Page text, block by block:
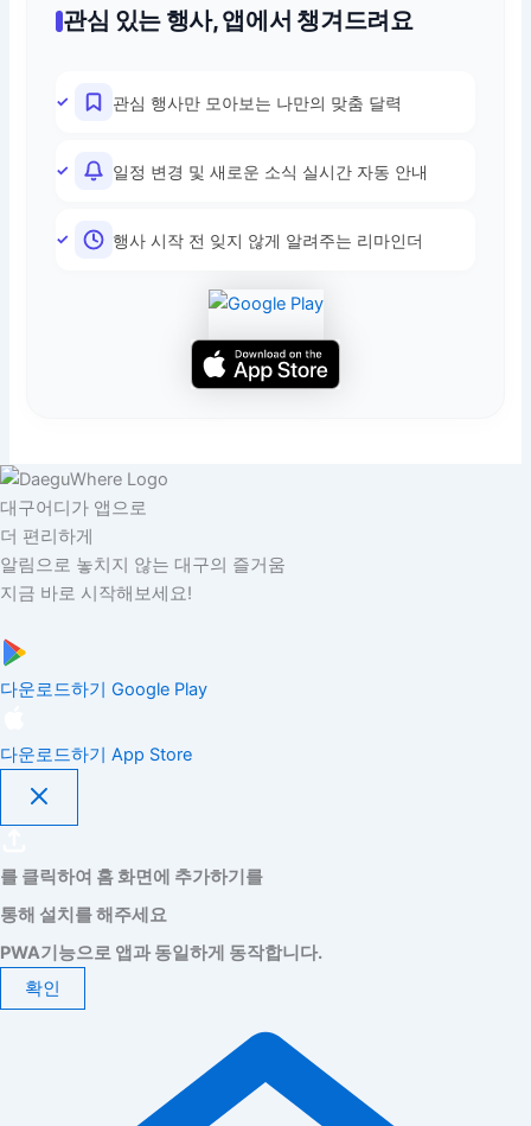
관심 있는 행사, 앱에서 챙겨드려요
관심 행사만 모아보는 나만의 맞춤 달력
일정 변경 및 새로운 소식 실시간 자동 안내
행사 시작 전 잊지 않게 알려주는 리마인더
대구어디가 앱으로
더 편리하게
알림으로 놓치지 않는 대구의 즐거움
지금 바로 시작해보세요!
다운로드하기 Google Play
다운로드하기 App Store
를 클릭하여 홈 화면에 추가하기를
통해 설치를 해주세요
PWA기능으로 앱과 동일하게 동작합니다.
확인